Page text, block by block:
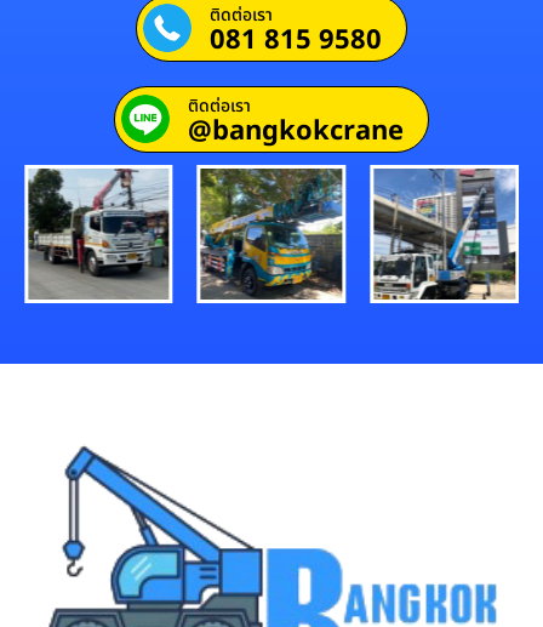
ติดต่อเรา
081 815 9580
ติดต่อเรา
@bangkokcrane